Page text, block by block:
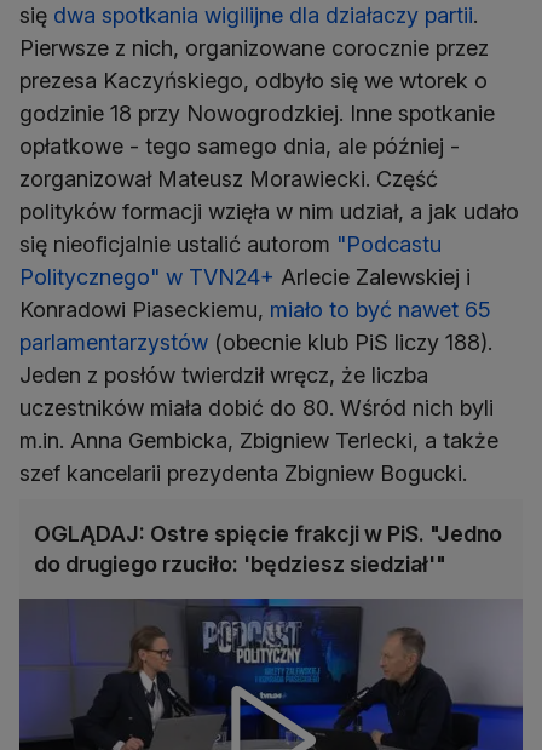
się dwa spotkania wigilijne dla działaczy partii.
Pierwsze z nich, organizowane corocznie przez
prezesa Kaczyńskiego, odbyło się we wtorek o
godzinie 18 przy Nowogrodzkiej. Inne spotkanie
opłatkowe - tego samego dnia, ale później -
zorganizował Mateusz Morawiecki. Część
polityków formacji wzięła w nim udział, a jak udało
się nieoficjalnie ustalić autorom "Podcastu
Politycznego" w TVN24+ Arlecie Zalewskiej i
Konradowi Piaseckiemu, miało to być nawet 65
parlamentarzystów (obecnie klub PiS liczy 188).
Jeden z posłów twierdził wręcz, że liczba
uczestników miała dobić do 80. Wśród nich byli
m.in. Anna Gembicka, Zbigniew Terlecki, a także
szef kancelarii prezydenta Zbigniew Bogucki.
OGLĄDAJ: Ostre spięcie frakcji w PiS. "Jedno
do drugiego rzuciło: 'będziesz siedział'"